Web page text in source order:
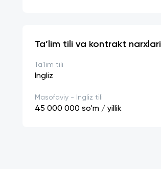
Ta’lim tili va kontrakt narxlari
Ta'lim tili
Ingliz
Masofaviy - Ingliz tili
45 000 000 so'm / yillik